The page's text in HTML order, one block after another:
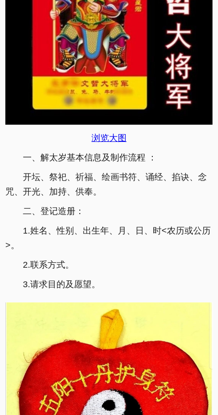
浏览大图
一、解太岁基本信息及制作流程 ：
开坛、祭祀、祈福、绘画书符、诵经、掐诀、念
咒、开光、加持、供奉。
二、登记造册：
1.姓名、性别、出生年、月、日、时<农历或公历
>。
2.联系方式。
3.请求目的及愿望。